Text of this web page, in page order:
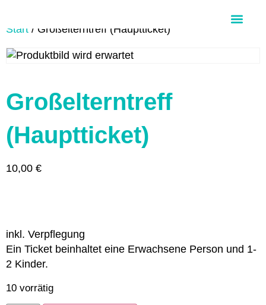
Start / Großelterntreff (Hauptticket)
Großelterntreff
(Hauptticket)
10,00 €
inkl. Verpflegung
Ein Ticket beinhaltet eine Erwachsene Person und 1-
2 Kinder.
10 vorrätig